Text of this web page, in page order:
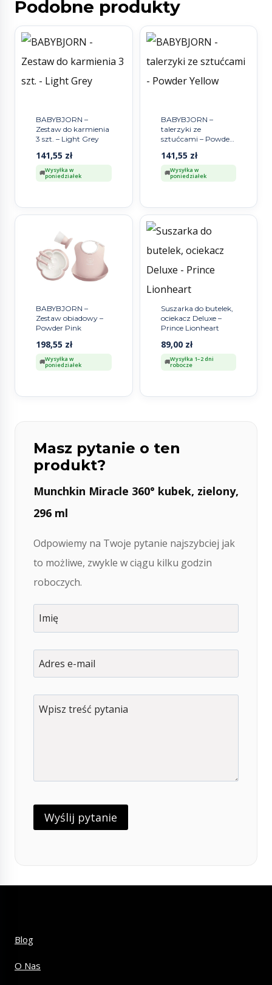
Podobne produkty
BABYBJORN –
Zestaw do karmienia
3 szt. – Light Grey
141,55 zł
Wysyłka w
poniedziałek
BABYBJORN –
talerzyki ze
sztućcami – Powder
141,55 zł
Wysyłka w
poniedziałek
BABYBJORN –
Zestaw obiadowy –
Powder Pink
198,55 zł
Wysyłka w
poniedziałek
Suszarka do butelek,
ociekacz Deluxe –
Prince Lionheart
89,00 zł
Wysyłka 1–2 dni
robocze
Masz pytanie o ten
produkt?
Munchkin Miracle 360° kubek, zielony,
296 ml
Odpowiemy na Twoje pytanie najszybciej jak
to możliwe, zwykle w ciągu kilku godzin
roboczych.
Blog
O Nas